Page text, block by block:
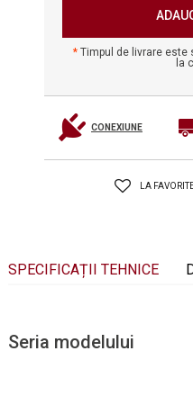
Timpul de livrare este
la
CONEXIUNE
LA
SPECIFICAȚII TEHNICE
Seria modelului